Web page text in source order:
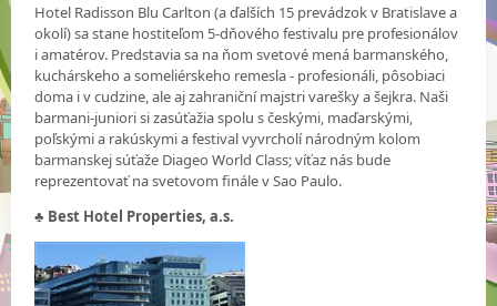
Hotel Radisson Blu Carlton (a ďalších 15 prevádzok v Bratislave a
okolí) sa stane hostiteľom 5-dňového festivalu pre profesionálov
i amatérov. Predstavia sa na ňom svetové mená barmanského,
kuchárskeho a someliérskeho remesla - profesionáli, pôsobiaci
doma i v cudzine, ale aj zahraniční majstri varešky a šejkra. Naši
barmani-juniori si zasúťažia spolu s českými, maďarskými,
poľskými a rakúskymi a festival vyvrcholí národným kolom
barmanskej súťaže Diageo World Class; víťaz nás bude
reprezentovať na svetovom finále v Sao Paulo.
♣ Best Hotel Properties, a.s.